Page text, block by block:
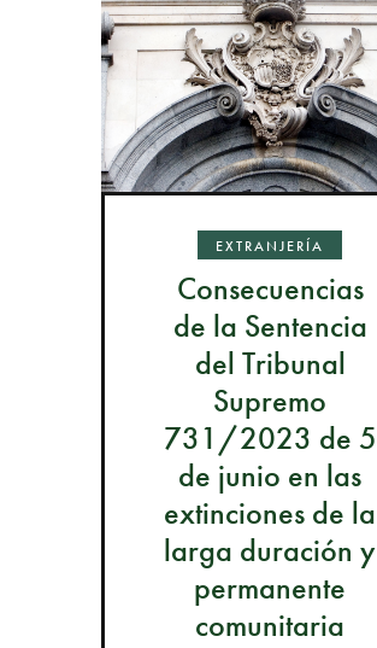
EXTRANJERÍA
Consecuencias
de la Sentencia
del Tribunal
Supremo
731/2023 de 5
de junio en las
extinciones de la
larga duración y
permanente
comunitaria